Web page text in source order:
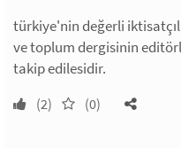
türkiye'nin değerli
ve toplum dergisinin
takip edilesidir.
(2) (0)